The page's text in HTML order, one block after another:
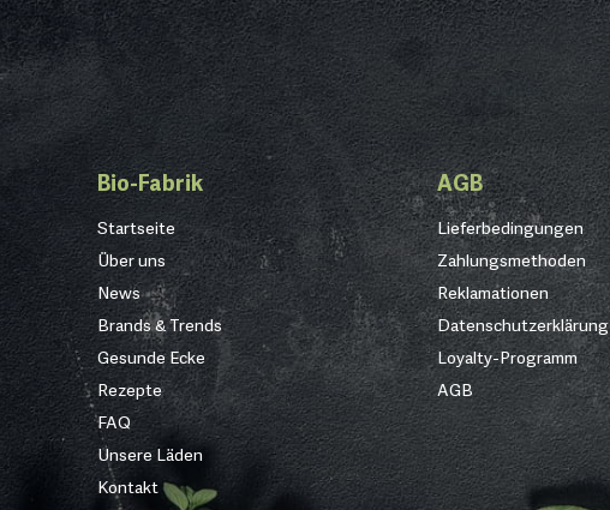
Bio-Fabrik
Startseite
Über uns
News
Brands & Trends
Gesunde Ecke
Rezepte
FAQ
Unsere Läden
Kontakt
AGB
Lieferbedingungen
Zahlungsmethoden
Reklamationen
Datenschutzerklärung
Loyalty-Programm
AGB